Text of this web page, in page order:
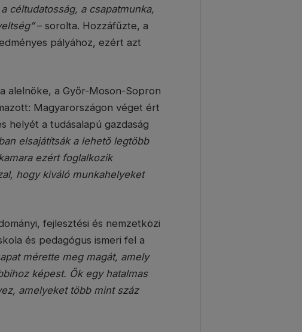
céltudatosság, a csapatmunka,
– sorolta. Hozzáfűzte, a
pályához, ezért azt
alelnöke, a Győr-Moson-Sopron
Magyarországon véget ért
helyét a tudásalapú gazdaság
elsajátítsák a lehető legtöbb
ezért foglalkozik
hogy kiváló munkahelyeket
fejlesztési és nemzetközi
és pedagógus ismeri fel a
mérette meg magát, amely
képest. Ők egy hatalmas
amelyeket több mint száz